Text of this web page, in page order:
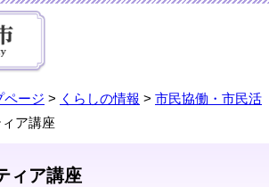
ページ > くらしの情報 > 市民協働・市民活
ア講座
ィア講座